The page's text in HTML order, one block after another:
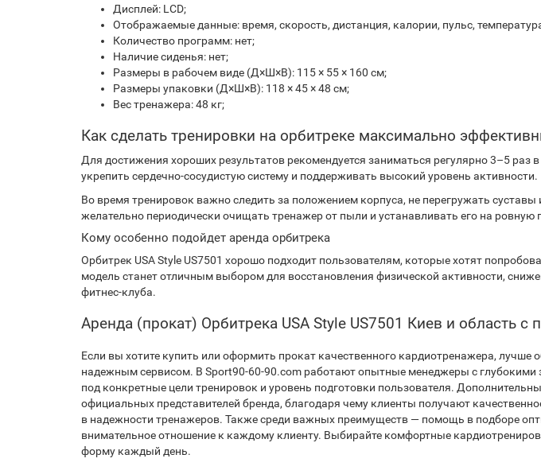
Дисплей: LCD;
Отображаемые данные: время, скорость, дистанция, калории, пульс,
Количество программ: нет;
Наличие сиденья: нет;
Размеры в рабочем виде (Д×Ш×В): 115 × 55 × 160 см;
Размеры упаковки (Д×Ш×В): 118 × 45 × 48 см;
Вес тренажера: 48 кг;
Как сделать тренировки на орбитреке максимально
Для достижения хороших результатов рекомендуется заниматься регулярно 3–5
укрепить сердечно-сосудистую систему и поддерживать высокий уровень активности.
Во время тренировок важно следить за положением корпуса, не перегружать
желательно периодически очищать тренажер от пыли и устанавливать его на ровную
Кому особенно подойдет аренда орбитрека
Орбитрек USA Style US7501 хорошо подходит пользователям, которые хотят
модель станет отличным выбором для восстановления физической активности,
фитнес-клуба.
Аренда (прокат) Орбитрека USA Style US7501 Киев и область
Если вы хотите купить или оформить прокат качественного кардиотренажера,
надежным сервисом. В Sport90-60-90.com работают опытные менеджеры с
под конкретные цели тренировок и уровень подготовки пользователя.
официальных представителей бренда, благодаря чему клиенты получают
в надежности тренажеров. Также среди важных преимуществ — помощь в подборе
внимательное отношение к каждому клиенту. Выбирайте комфортные
форму каждый день.